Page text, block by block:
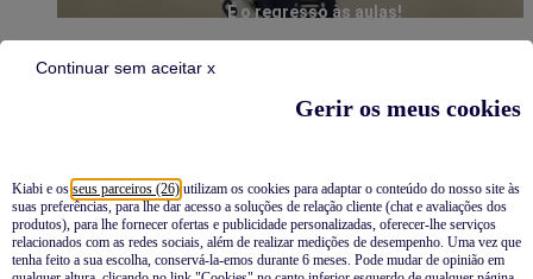
Gerir os meus cookies
Kiabi e os seus parceiros (26) utilizam os cookies para adaptar o conteúdo do nosso site às
suas preferências, para lhe dar acesso a soluções de relação cliente (chat e avaliações dos
produtos), para lhe fornecer ofertas e publicidade personalizadas, oferecer-lhe serviços
relacionados com as redes sociais, além de realizar medições de desempenho. Uma vez que
tenha feito a sua escolha, conservá-la-emos durante 6 meses. Pode mudar de opinião em
Continuar sem aceitar x
É o regresso às aulas!
Pijamas
Novidades